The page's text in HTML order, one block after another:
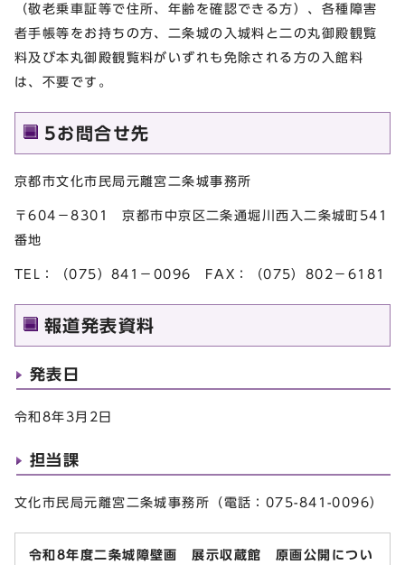
（敬老乗車証等で住所、年齢を確認できる方）、各種障害
者手帳等をお持ちの方、二条城の入城料と二の丸御殿観覧
料及び本丸御殿観覧料がいずれも免除される方の入館料
は、不要です。
5お問合せ先
京都市文化市民局元離宮二条城事務所
〒604－8301 京都市中京区二条通堀川西入二条城町541
番地
TEL：（075）841－0096 FAX：（075）802－6181
報道発表資料
発表日
令和8年3月2日
担当課
文化市民局元離宮二条城事務所（電話：075-841-0096）
令和8年度二条城障壁画 展示収蔵館 原画公開につい